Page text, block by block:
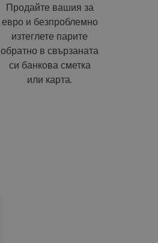
Продайте вашия за
евро и безпроблемно
изтеглете парите
обратно в свързаната
си банкова сметка
или карта.